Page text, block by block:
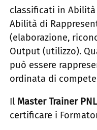
classificati in
Abilità di
(elaborazione,
Output (utilizzo).
può essere
ordinata di
Il Master Trainer PNL
certificare i